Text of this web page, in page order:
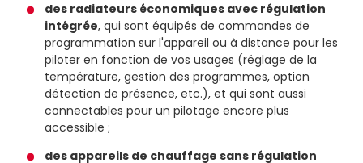
des radiateurs économiques avec régulation
intégrée, qui sont équipés de commandes de
programmation sur l'appareil ou à distance pour les
piloter en fonction de vos usages (réglage de la
température, gestion des programmes, option
détection de présence, etc.), et qui sont aussi
connectables pour un pilotage encore plus
accessible ;
des appareils de chauffage sans régulation